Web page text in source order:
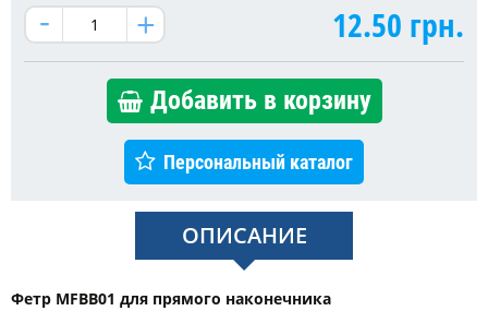
12.50 грн.
Добавить в корзину
Персональный каталог
ОПИСАНИЕ
Фетр MFBB01 для прямого наконечника